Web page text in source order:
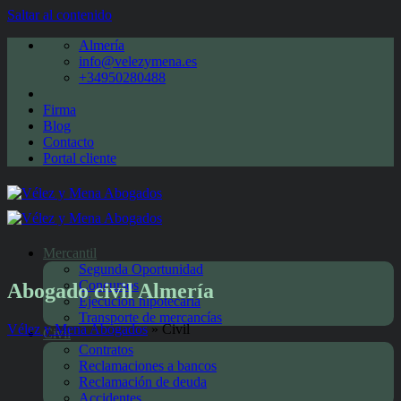
Saltar al contenido
Almería
info@velezymena.es
+34950280488
Firma
Blog
Contacto
Portal cliente
Mercantil
Segunda Oportunidad
Concursos
Ejecución hipotecaria
Transporte de mercancías
Civil
Contratos
Reclamaciones a bancos
Reclamación de deuda
Accidentes
Abogado civil Almería
Vélez y Mena Abogados » Civil